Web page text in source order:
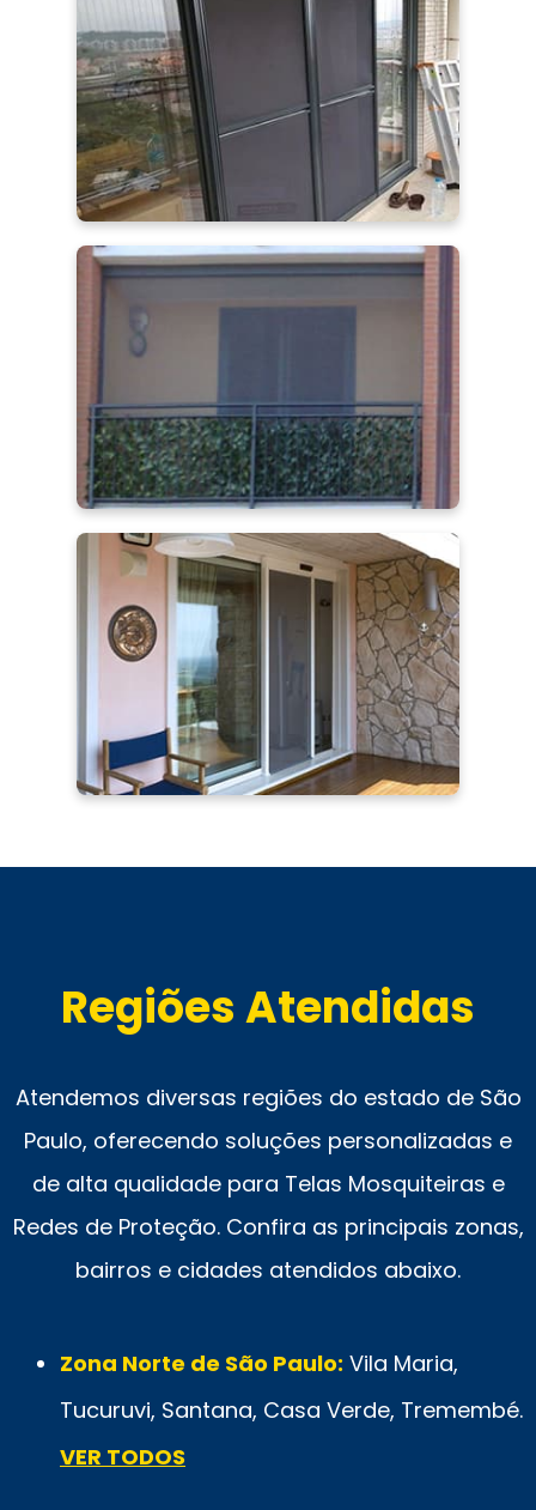
Regiões Atendidas
Atendemos diversas regiões do estado de São
Paulo, oferecendo soluções personalizadas e
de alta qualidade para Telas Mosquiteiras e
Redes de Proteção. Confira as principais zonas,
bairros e cidades atendidos abaixo.
Zona Norte de São Paulo: Vila Maria,
Tucuruvi, Santana, Casa Verde, Tremembé.
VER TODOS